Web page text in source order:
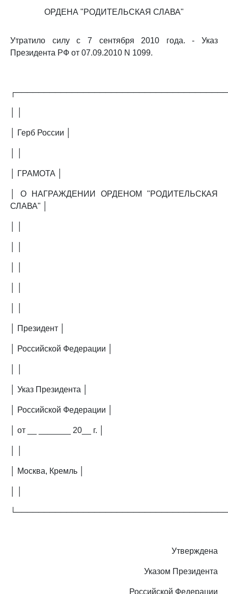
ОРДЕНА "РОДИТЕЛЬСКАЯ СЛАВА"
Утратило силу с 7 сентября 2010 года. - Указ
Президента РФ от 07.09.2010 N 1099.
│ Герб России │
│ ГРАМОТА │
│ О НАГРАЖДЕНИИ ОРДЕНОМ "РОДИТЕЛЬСКАЯ
СЛАВА" │
│ Президент │
│ Российской Федерации │
│ Указ Президента │
│ Российской Федерации │
│ от __ _______ 20__ г. │
│ Москва, Кремль │
Утверждена
Указом Президента
Российской Федерации